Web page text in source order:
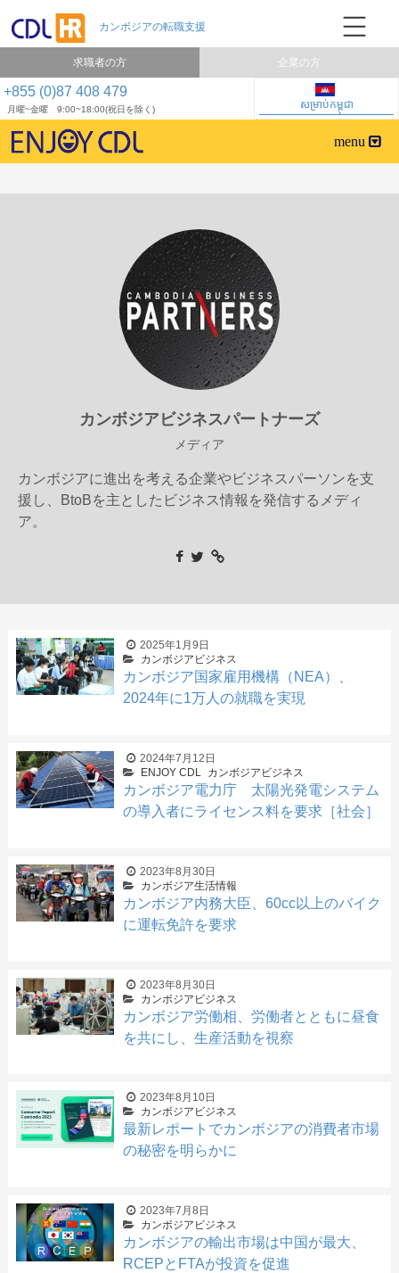
+855 (0)87 408 479
月曜~金曜 9:00~18:00(祝日を除く) សម្រាប់កម្ពុជា
求職者の方 企業の方
カンボジアビジネスパートナーズ
メディア
カンボジアに進出を考える企業やビジネスパーソンを支
援し、BtoBを主としたビジネス情報を発信するメディ
ア。
2025年1月9日
カンボジアビジネス
カンボジア国家雇用機構（NEA）、
2024年に1万人の就職を実現
2024年7月12日
ENJOY CDL
カンボジアビジネス
カンボジア電力庁 太陽光発電システム
の導入者にライセンス料を要求［社会］
2023年8月30日
カンボジア生活情報
カンボジア内務大臣、60cc以上のバイク
に運転免許を要求
2023年8月30日
カンボジアビジネス
カンボジア労働相、労働者とともに昼食
を共にし、生産活動を視察
2023年8月10日
カンボジアビジネス
最新レポートでカンボジアの消費者市場
の秘密を明らかに
2023年7月8日
カンボジアビジネス
カンボジアの輸出市場は中国が最大、
RCEPとFTAが投資を促進